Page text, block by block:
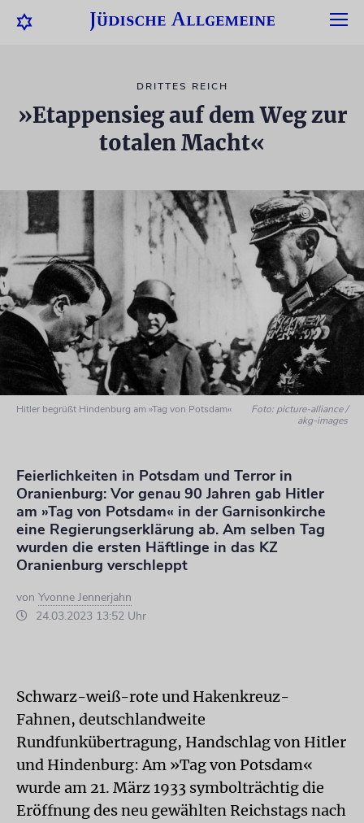
DRITTES REICH
»Etappensieg auf dem Weg zur
totalen Macht«
Hitler begrüßt Hindenburg am »Tag von Potsdam«
Foto: picture-alliance /
akg-images
Feierlichkeiten in Potsdam und Terror in
Oranienburg: Vor genau 90 Jahren gab Hitler
am »Tag von Potsdam« in der Garnisonkirche
eine Regierungserklärung ab. Am selben Tag
wurden die ersten Häftlinge in das KZ
Oranienburg verschleppt
von Yvonne Jennerjahn
24.03.2023 13:52 Uhr
Schwarz-weiß-rote und Hakenkreuz-
Fahnen, deutschlandweite
Rundfunkübertragung, Handschlag von Hitler
und Hindenburg: Am »Tag von Potsdam«
wurde am 21. März 1933 symbolträchtig die
Eröffnung des neu gewählten Reichstags nach